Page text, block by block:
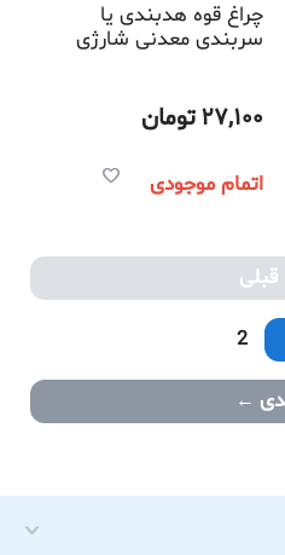
چراغ قوه هدبندی یا
سربندی معدنی شارژی
27,100تومان
اتمام موجودی
قبلی
2